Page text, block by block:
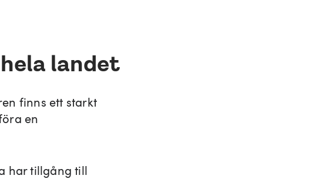
landet
finns ett starkt
en
har tillgång till